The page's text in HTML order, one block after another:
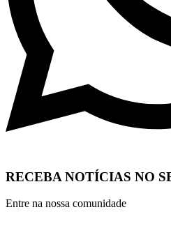
RECEBA NOTÍCIAS NO
Entre na nossa comunidade